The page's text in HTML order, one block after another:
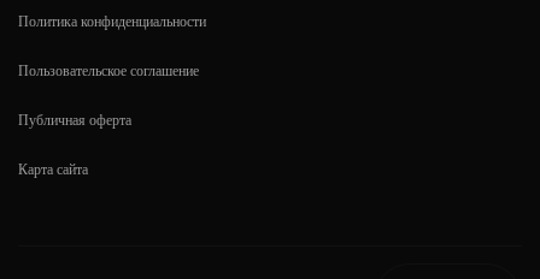
Политика конфиденциальности
Пользовательское соглашение
Публичная оферта
Карта сайта